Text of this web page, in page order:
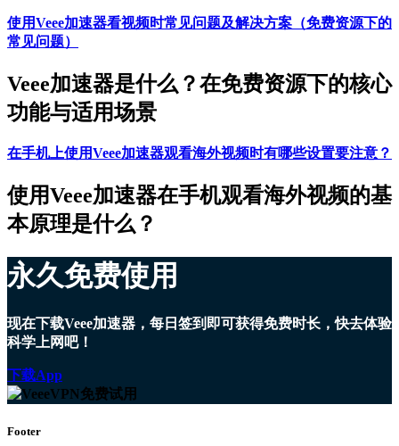
使用Veee加速器看视频时常见问题及解决方案（免费资源下的
常见问题）
Veee加速器是什么？在免费资源下的核心
功能与适用场景
在手机上使用Veee加速器观看海外视频时有哪些设置要注意？
使用Veee加速器在手机观看海外视频的基
本原理是什么？
永久免费使用
现在下载Veee加速器，每日签到即可获得免费时长，快去体验
科学上网吧！
下载App
Footer